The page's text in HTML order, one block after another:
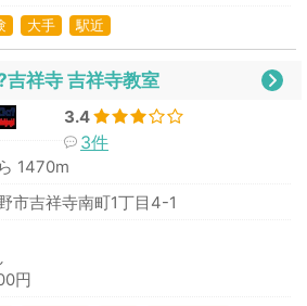
大手 駅近
祥寺 吉祥寺教室
3.4
3件
1470m
市吉祥寺南町1丁目4-1
円